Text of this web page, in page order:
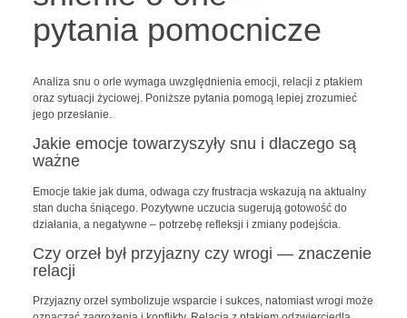
pytania pomocnicze
Analiza snu o orle wymaga uwzględnienia emocji, relacji z ptakiem
oraz sytuacji życiowej. Poniższe pytania pomogą lepiej zrozumieć
jego przesłanie.
Jakie emocje towarzyszyły snu i dlaczego są
ważne
Emocje takie jak duma, odwaga czy frustracja wskazują na aktualny
stan ducha śniącego. Pozytywne uczucia sugerują gotowość do
działania, a negatywne – potrzebę refleksji i zmiany podejścia.
Czy orzeł był przyjazny czy wrogi — znaczenie
relacji
Przyjazny orzeł symbolizuje wsparcie i sukces, natomiast wrogi może